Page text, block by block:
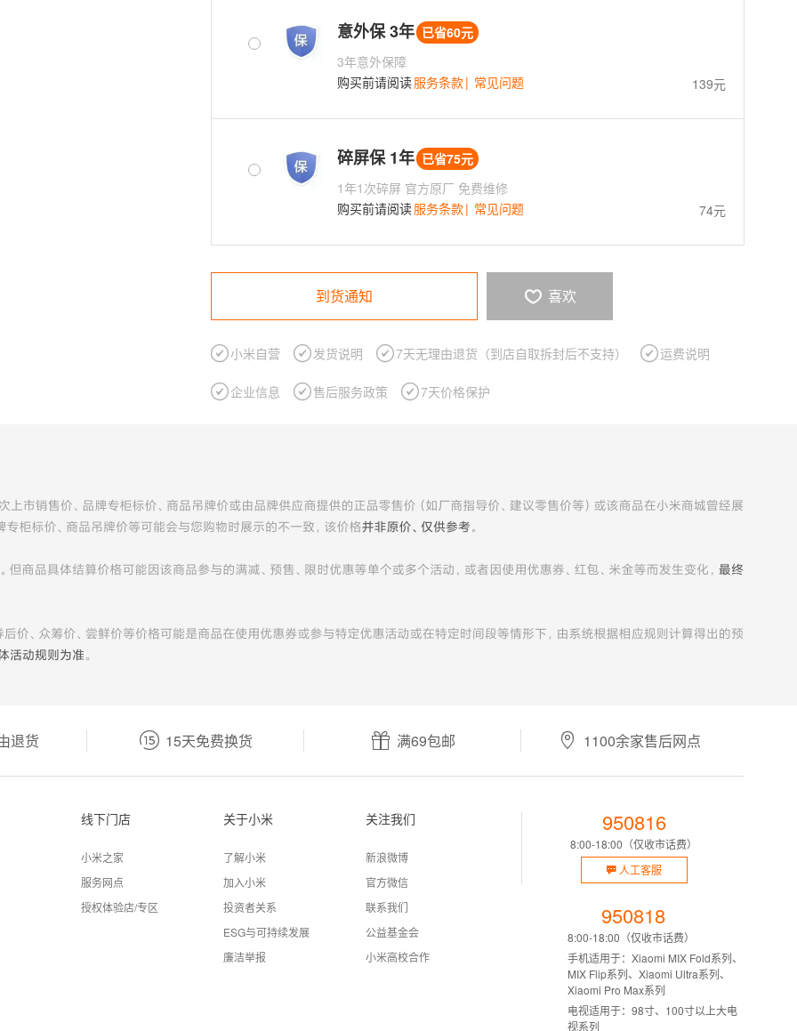
√
意外保 3年 已省60元
3年意外保障
购买前请阅读服务条款| 常见问题 139元
√
碎屏保 1年 已省75元
1年1次碎屏 官方原厂 免费维修
购买前请阅读服务条款| 常见问题 74元
到货通知  喜欢
小米自营 发货说明 7天无理由退货（到店自取拆封后不支持） 运费说明
企业信息 售后服务政策 7天价格保护
退货 15天免费换货 满69包邮 1100余家售后网点
线下门店
小米之家
服务网点
授权体验店/专区
关于小米
了解小米
加入小米
投资者关系
ESG与可持续发展
廉洁举报
关注我们
新浪微博
官方微信
联系我们
公益基金会
小米高校合作
950816
8:00-18:00（仅收市话费）
人工客服
950818
8:00-18:00（仅收市话费）
手机适用于：Xiaomi MIX Fold系列、
MIX Flip系列、Xiaomi Ultra系列、
Xiaomi Pro Max系列
电视适用于：98寸、100寸以上大电
视系列